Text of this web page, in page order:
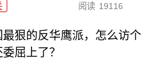
阅读 19116
最狠的反华鹰派，怎么访个
屈上了？